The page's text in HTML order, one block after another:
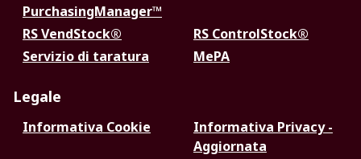
PurchasingManager™
RS VendStock®
RS ControlStock®
Servizio di taratura
MePA
Legale
Informativa Cookie
Informativa Privacy -
Aggiornata